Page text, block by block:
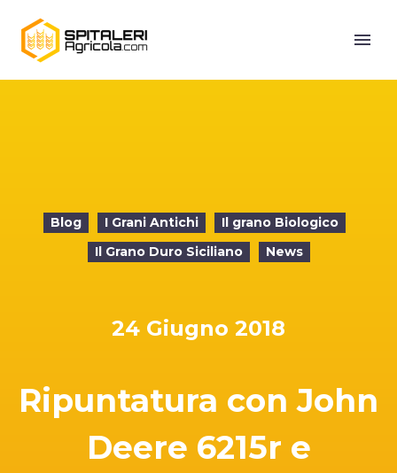
Blog I Grani Antichi
Il grano Biologico
Il Grano Duro Siciliano
News
24 Giugno 2018
Ripuntatura con John
Deere 6215r e